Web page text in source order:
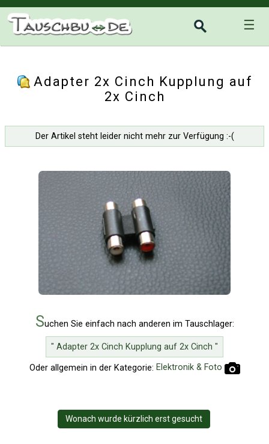
☰
Adapter 2x Cinch Kupplung auf
2x Cinch
Der Artikel steht leider nicht mehr zur Verfügung :-(
Suchen Sie einfach nach anderen im Tauschlager:
" Adapter 2x Cinch Kupplung auf 2x Cinch "
Oder allgemein in der Kategorie: Elektronik & Foto
Wonach wurde kürzlich erst gesucht